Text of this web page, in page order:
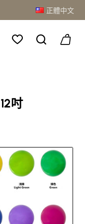
正體中文
吋